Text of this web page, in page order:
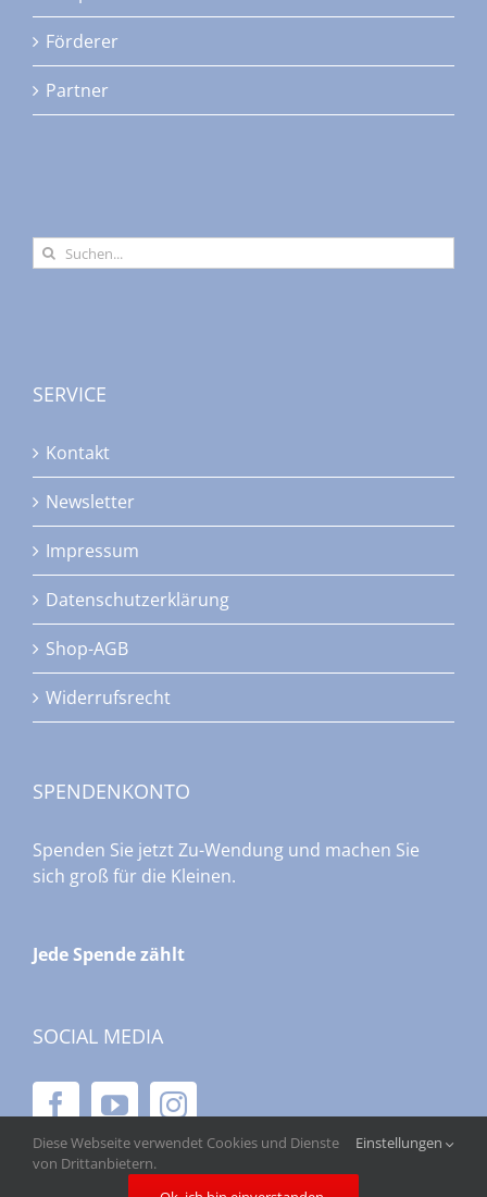
Förderer
Partner
Suche
nach:
SERVICE
Kontakt
Newsletter
Impressum
Datenschutzerklärung
Shop-AGB
Widerrufsrecht
SPENDENKONTO
Spenden Sie jetzt Zu-Wendung und machen Sie
sich groß für die Kleinen.
Jede Spende zählt
SOCIAL MEDIA
Diese Webseite verwendet Cookies und Dienste
von Drittanbietern.
Einstellungen